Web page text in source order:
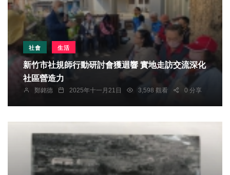
社會 生活
新竹市社規師行動研討會獲迴響 實地走訪交流深化
社區營造力
鄭銘德 2025年十一月21日 3,598 觀看 0 分享